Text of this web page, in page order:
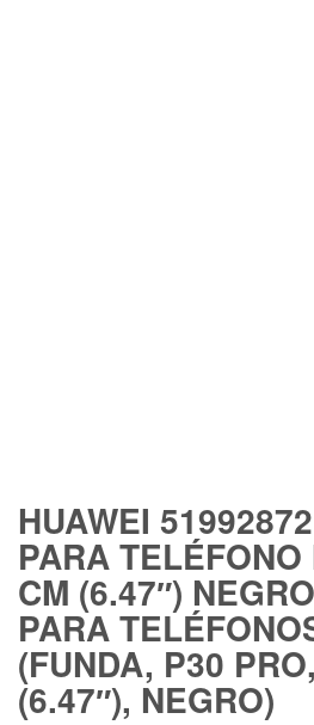
HUAWEI
PARA
CM (6.47″)
PARA
(FUNDA, P30
(6.47″), NEGRO)